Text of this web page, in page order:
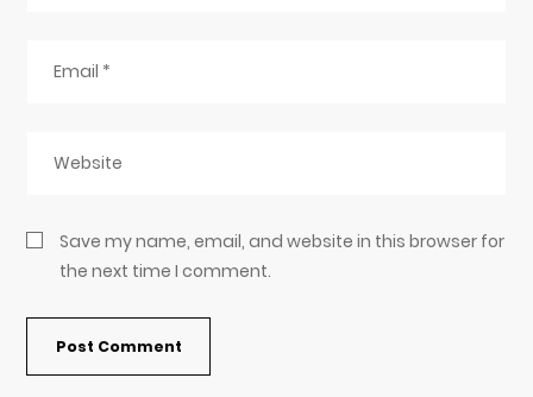
Save my name, email, and website in this browser for
the next time I comment.